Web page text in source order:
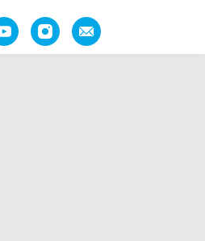
YouTubeInstagramNapište
nám